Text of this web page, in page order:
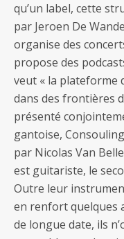
qu’un label, cette
par Jeroen De
organise des
propose des
veut « la plateforme
dans des frontières
présenté
gantoise,
par Nicolas Van
est guitariste, le
Outre leur
en renfort quelques
de longue date, ils